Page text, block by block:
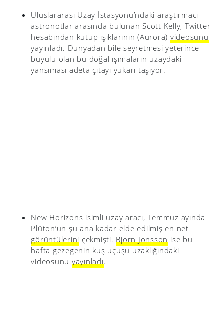
Uluslararası Uzay İstasyonu’ndaki araştırmacı
astronotlar arasında bulunan Scott Kelly, Twitter
hesabından kutup ışıklarının (Aurora) videosunu
yayınladı. Dünyadan bile seyretmesi yeterince
büyülü olan bu doğal ışımaların uzaydaki
yansıması adeta çıtayı yukarı taşıyor.
New Horizons isimli uzay aracı, Temmuz ayında
Plüton’un şu ana kadar elde edilmiş en net
görüntülerini çekmişti. Bjorn Jonsson ise bu
hafta gezegenin kuş uçuşu uzaklığındaki
videosunu yayınladı.